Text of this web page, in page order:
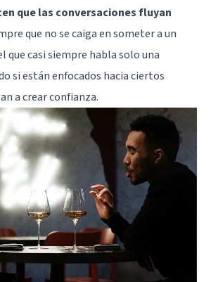
que las conversaciones fluyan
que no se caiga en someter a un
casi siempre habla solo una
si están enfocados hacia ciertos
a crear confianza.